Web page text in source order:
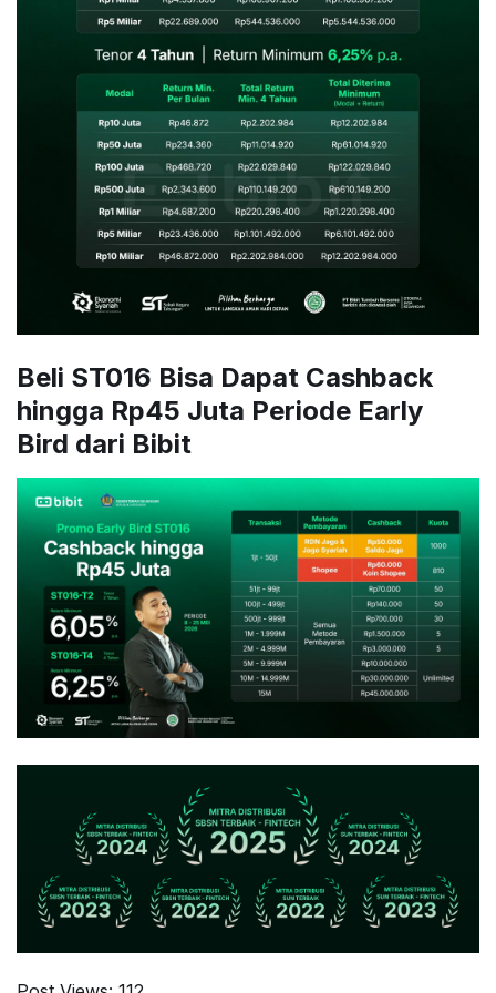
Beli ST016 Bisa Dapat Cashback
hingga Rp45 Juta Periode Early
Bird dari Bibit